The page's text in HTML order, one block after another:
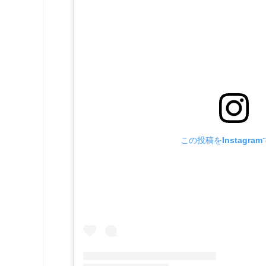
この投稿をInstagram